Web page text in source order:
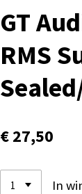
GT
RMS
€ 27,50
In